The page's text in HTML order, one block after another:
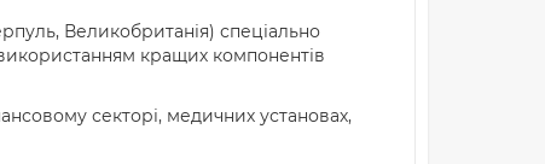
Великобританія) спеціально
кращих компонентів
секторі, медичних установах,